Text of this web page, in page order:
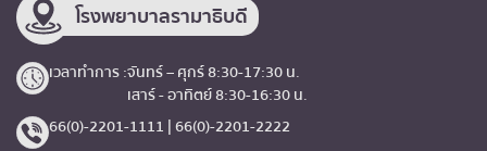
โรงพยาบาลรามาธิบดี
เวลาทำการ :จันทร์ – ศุกร์ 8:30-17:30 น.
เสาร์ - อาทิตย์ 8:30-16:30 น.
66(0)-2201-1111 | 66(0)-2201-2222